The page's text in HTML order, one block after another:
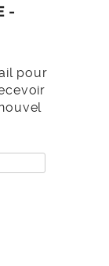
pour